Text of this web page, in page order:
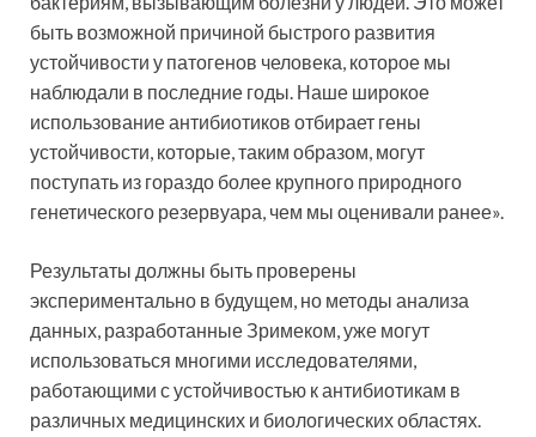
быть возможной причиной быстрого развития
устойчивости у патогенов человека, которое мы
наблюдали в последние годы. Наше широкое
использование антибиотиков отбирает гены
устойчивости, которые, таким образом, могут
поступать из гораздо более крупного природного
генетического резервуара, чем мы оценивали ранее».
Результаты должны быть проверены
экспериментально в будущем, но методы анализа
данных, разработанные Зримеком, уже могут
использоваться многими исследователями,
работающими с устойчивостью к антибиотикам в
различных медицинских и биологических областях.